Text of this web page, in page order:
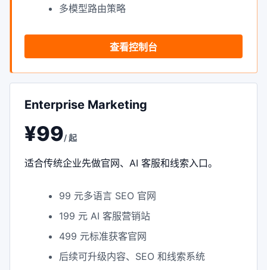
多模型路由策略
查看控制台
Enterprise Marketing
¥99/ 起
适合传统企业先做官网、AI 客服和线索入口。
99 元多语言 SEO 官网
199 元 AI 客服营销站
499 元标准获客官网
后续可升级内容、SEO 和线索系统